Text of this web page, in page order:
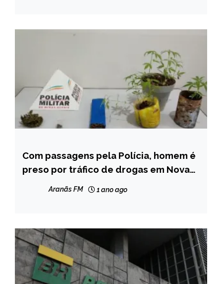
MINAS
GERAIS
NOTÍCIAS
Com passagens pela Polícia, homem é
preso por tráfico de drogas em Nova
Aranãs FM 1 ano ago